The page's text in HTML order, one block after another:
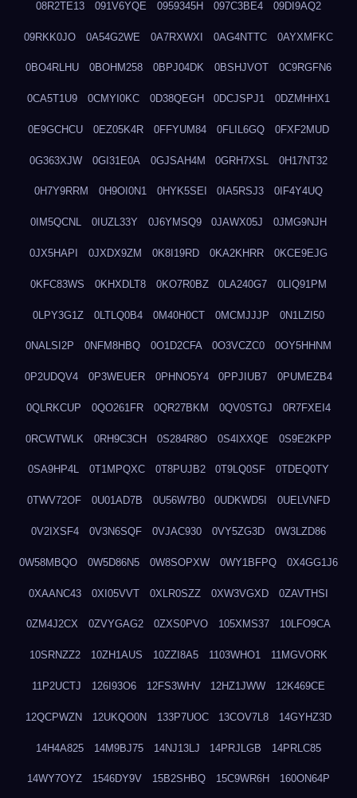
08R2TE13 091V6YQE 0959345H 097C3BE4 09DI9AQ2
09RKK0JO 0A54G2WE 0A7RXWXI 0AG4NTTC 0AYXMFKC
0BO4RLHU 0BOHM258 0BPJ04DK 0BSHJVOT 0C9RGFN6
0CA5T1U9 0CMYI0KC 0D38QEGH 0DCJSPJ1 0DZMHHX1
0E9GCHCU 0EZ05K4R 0FFYUM84 0FLIL6GQ 0FXF2MUD
0G363XJW 0GI31E0A 0GJSAH4M 0GRH7XSL 0H17NT32
0H7Y9RRM 0H9OI0N1 0HYK5SEI 0IA5RSJ3 0IF4Y4UQ
0IM5QCNL 0IUZL33Y 0J6YMSQ9 0JAWX05J 0JMG9NJH
0JX5HAPI 0JXDX9ZM 0K8I19RD 0KA2KHRR 0KCE9EJG
0KFC83WS 0KHXDLT8 0KO7R0BZ 0LA240G7 0LIQ91PM
0LPY3G1Z 0LTLQ0B4 0M40H0CT 0MCMJJJP 0N1LZI50
0NALSI2P 0NFM8HBQ 0O1D2CFA 0O3VCZC0 0OY5HHNM
0P2UDQV4 0P3WEUER 0PHNO5Y4 0PPJIUB7 0PUMEZB4
0QLRKCUP 0QO261FR 0QR27BKM 0QV0STGJ 0R7FXEI4
0RCWTWLK 0RH9C3CH 0S284R8O 0S4IXXQE 0S9E2KPP
0SA9HP4L 0T1MPQXC 0T8PUJB2 0T9LQ0SF 0TDEQ0TY
0TWV72OF 0U01AD7B 0U56W7B0 0UDKWD5I 0UELVNFD
0V2IXSF4 0V3N6SQF 0VJAC930 0VY5ZG3D 0W3LZD86
0W58MBQO 0W5D86N5 0W8SOPXW 0WY1BFPQ 0X4GG1J6
0XAANC43 0XI05VVT 0XLR0SZZ 0XW3VGXD 0ZAVTHSI
0ZM4J2CX 0ZVYGAG2 0ZXS0PVO 105XMS37 10LFO9CA
10SRNZZ2 10ZH1AUS 10ZZI8A5 1103WHO1 11MGVORK
11P2UCTJ 126I93O6 12FS3WHV 12HZ1JWW 12K469CE
12QCPWZN 12UKQO0N 133P7UOC 13COV7L8 14GYHZ3D
14H4A825 14M9BJ75 14NJ13LJ 14PRJLGB 14PRLC85
14WY7OYZ 1546DY9V 15B2SHBQ 15C9WR6H 160ON64P